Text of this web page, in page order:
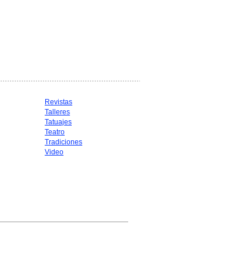
Revistas
Talleres
Tatuajes
Teatro
Tradiciones
Video